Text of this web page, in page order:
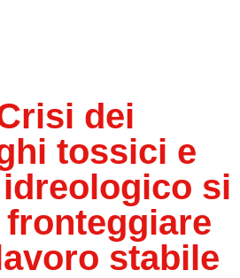
dei
tossici e
si
stabile